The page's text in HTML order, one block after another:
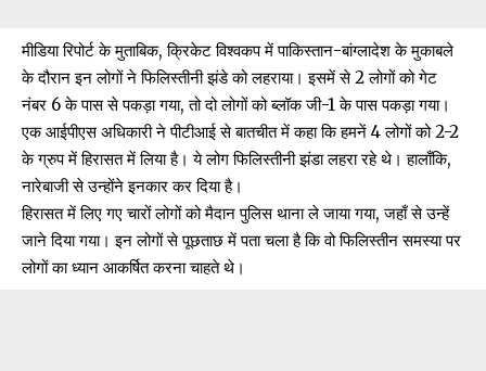
मीडिया रिपोर्ट के मुताबिक, क्रिकेट विश्वकप में पाकिस्तान-बांग्लादेश के मुकाबले
के दौरान इन लोगों ने फिलिस्तीनी झंडे को लहराया। इसमें से 2 लोगों को गेट
नंबर 6 के पास से पकड़ा गया, तो दो लोगों को ब्लॉक जी-1 के पास पकड़ा गया।
एक आईपीएस अधिकारी ने पीटीआई सेबातचीतमें कहा कि हमनें 4 लोगों को 2-2
के ग्रुप में हिरासत में लिया है। ये लोग फिलिस्तीनी झंडा लहरा रहे थे। हालाँकि,
नारेबाजी से उन्होंने इनकार कर दिया है।
हिरासत में लिए गए चारों लोगों कोमैदान पुलिस थानाले जाया गया, जहाँ से उन्हें
जाने दिया गया। इन लोगों से पूछताछ में पता चला है कि वो फिलिस्तीन समस्या पर
लोगों का ध्यान आकर्षित करना चाहते थे।